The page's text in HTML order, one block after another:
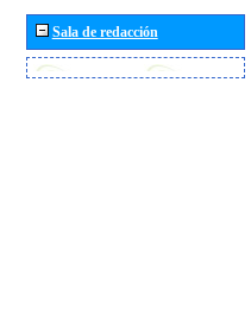
Sala de redacción